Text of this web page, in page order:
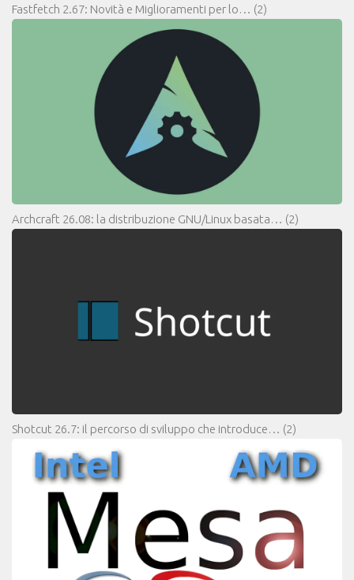
Fastfetch 2.67: Novità e Miglioramenti per lo… (2)
Archcraft 26.08: la distribuzione GNU/Linux basata… (2)
Shotcut 26.7: il percorso di sviluppo che introduce… (2)